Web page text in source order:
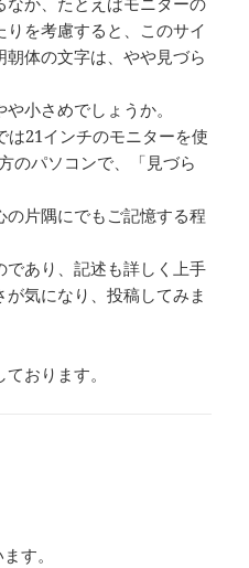
を考慮すると、このサイ
朝体の文字は、やや見づら
小さめでしょうか。
は21インチのモニターを使
のパソコンで、「見づら
片隅にでもご記憶する程
あり、記述も詳しく上手
気になり、投稿してみま
おります。
す。